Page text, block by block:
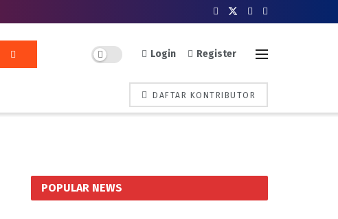
Login Register
DAFTAR KONTRIBUTOR
POPULAR NEWS